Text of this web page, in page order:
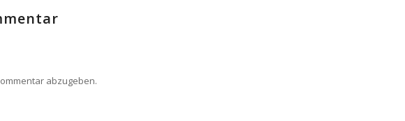
abzugeben.